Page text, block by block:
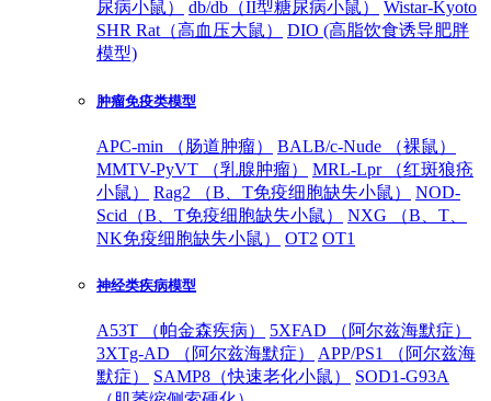
尿病小鼠）
db/db（II型糖尿病小鼠）
Wistar-Kyoto
SHR Rat（高血压大鼠）
DIO (高脂饮食诱导肥胖
模型)
肿瘤免疫类模型
APC-min （肠道肿瘤）
BALB/c-Nude （裸鼠）
MMTV-PyVT （乳腺肿瘤）
MRL-Lpr （红斑狼疮
小鼠）
Rag2 （B、T免疫细胞缺失小鼠）
NOD-
Scid（B、T免疫细胞缺失小鼠）
NXG （B、T、
NK免疫细胞缺失小鼠）
OT2 OT1
神经类疾病模型
A53T （帕金森疾病）
5XFAD （阿尔兹海默症）
3XTg-AD （阿尔兹海默症）
APP/PS1 （阿尔兹海
默症）
SAMP8（快速老化小鼠）
SOD1-G93A